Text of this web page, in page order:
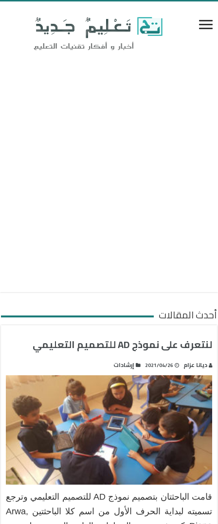
أحدث المقالات
لنتعرف على نموذج AD للتصميم التعليمي
ديانا عزام 2021/04/26 إرشادات
قامت الباحثتان بتصميم نموذج AD للتصميم التعليمي وترجع
تسميته لبداية الحرف الأول من اسم كلا الباحثتين Arwa,